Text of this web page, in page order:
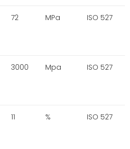
72 MPa ISO 527
3000 Mpa ISO 527
11 % ISO 527